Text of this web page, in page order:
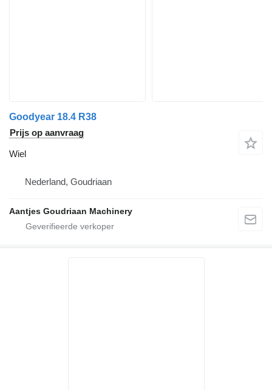
Goodyear 18.4 R38
Prijs op aanvraag
Wiel
Nederland, Goudriaan
Aantjes Goudriaan Machinery